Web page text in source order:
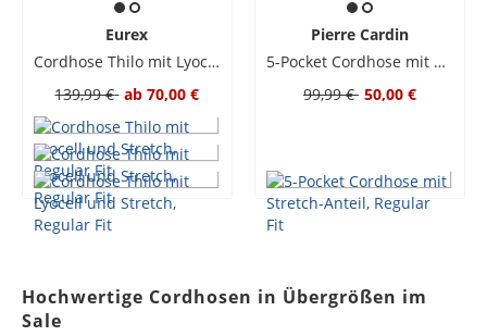
Eurex
Cordhose Thilo mit Lyocell und Stretch, Regular Fit
139,99 € ab 70,00 €
Pierre Cardin
5-Pocket Cordhose mit Stretch-Anteil, Regular Fit
99,99 € 50,00 €
Hochwertige Cordhosen in Übergrößen im
Sale